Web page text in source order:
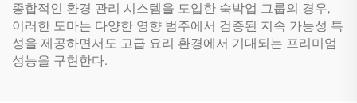
종합적인 환경 관리 시스템을 도입한 숙박업 그룹의 경우,
이러한 도마는 다양한 영향 범주에서 검증된 지속 가능성 특
성을 제공하면서도 고급 요리 환경에서 기대되는 프리미엄
성능을 구현한다.